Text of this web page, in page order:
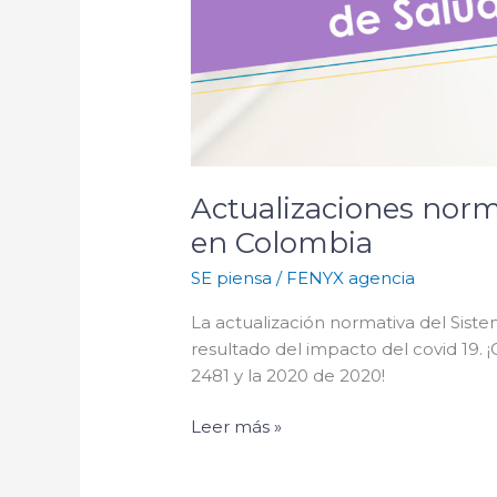
Actualizaciones
en Colombia
SE piensa / FENYX agencia
La actualización normativa del
resultado del impacto del covid 19.
2481 y la 2020 de 2020!
Leer más »